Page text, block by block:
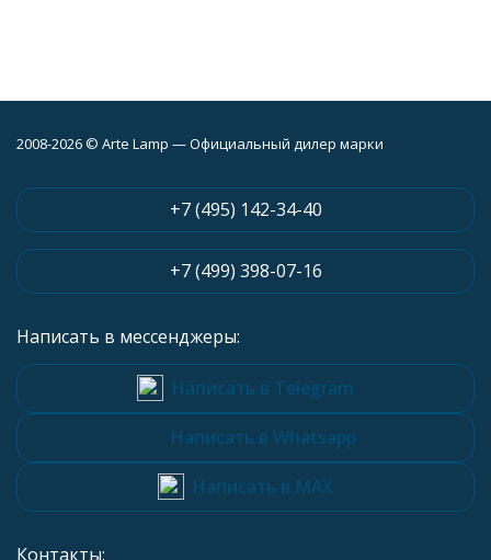
2008-2026 © Arte Lamp — Официальный дилер марки
+7 (495) 142-34-40
+7 (499) 398-07-16
Написать в мессенджеры:
Написать в Telegram
Написать в Whatsapp
Написать в MAX
Контакты: